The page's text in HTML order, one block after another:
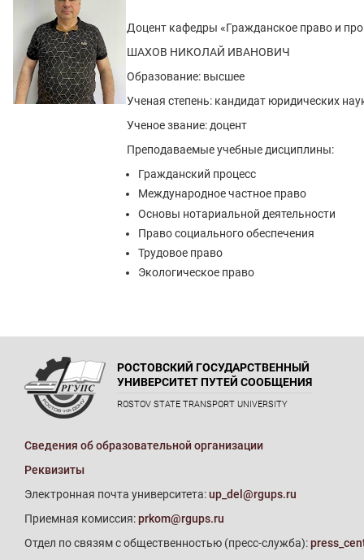
Доцент кафедры «Гражданское право и
ШАХОВ НИКОЛАЙ ИВАНОВИЧ
Образование: высшее
Ученая степень: кандидат юридических
Ученое звание: доцент
Преподаваемые учебные дисциплины:
Гражданский процесс
Международное частное право
Основы нотариальной деятельности
Право социального обеспечения
Трудовое право
Экологическое право
РОСТОВСКИЙ ГОСУДАРСТВЕННЫЙ
УНИВЕРСИТЕТ ПУТЕЙ СООБЩЕНИЯ
ROSTOV STATE TRANSPORT UNIVERSITY
Сведения об образовательной организации
Реквизиты
Электронная почта университета:up_del@rgups.ru
Приемная комиссия:prkom@rgups.ru
Отдел по связям с общественностью (пресс-служба):